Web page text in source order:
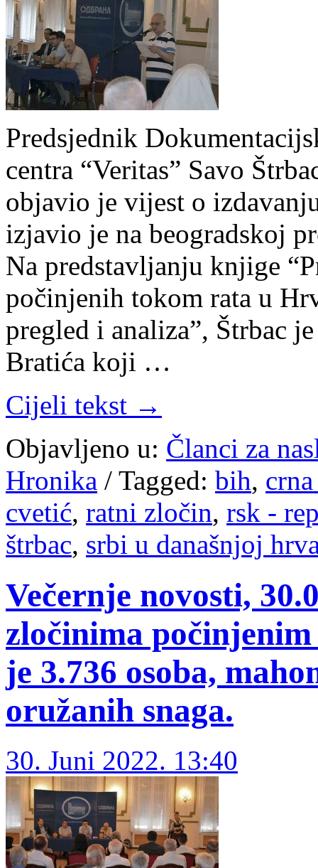
Predsjednik
centra “Veritas” Savo
objavio je vijest o
izjavio je na beogradskoj
Na predstavljanju knjige
počinjenih tokom rata u
pregled i analiza”, Štrbac
Bratića koji …
Cijeli tekst →
Objavljeno u: Članci za
Hronika / Tagged: bih,
cvetić, ratni zločin, rsk -
štrbac, srbi u današnjoj
Večernje novosti,
zločinima
je 3.736 osoba,
oružanih snaga.
30. Juni 2022. 13:40